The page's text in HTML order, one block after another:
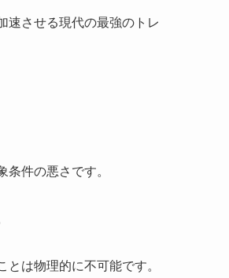
速させる現代の最強のトレ
件の悪さです。
は物理的に不可能です。